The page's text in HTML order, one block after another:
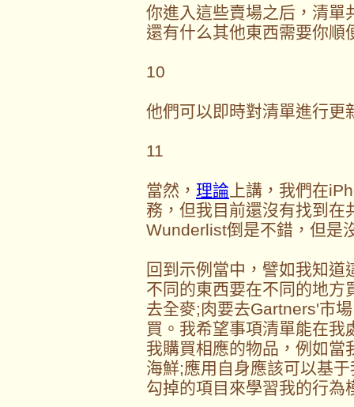
你進入這些賣場之后，清單
還有什么其他東西需要你順
10
他們可以即時對清單進行更
11
當然， 理論 上講，我們在
務，但我目前還沒有找到在
Wunderlist倒是不錯，但是
回到示例當中，譬如我知
不同的東西要在不同的地方
去全麥;肉要去Gartners'市
買。我希望事項清單能在我
我購買相應的物品，例如當
海鮮;應用自身應該可以基
勾掉的項目來學習我的行為